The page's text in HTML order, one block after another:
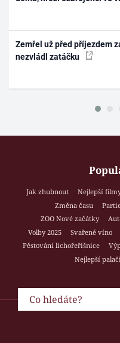
Zemřel už před příjezdem
nezvládl zatáčku
Jak zhubnout Nejlepší
Změna času
ZOO Nové začátky
Volby 2025
Svařené víno
Pěstování lichořeřišnice
Nejlepší